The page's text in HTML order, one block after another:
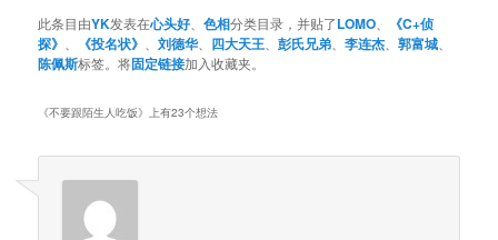
此条目由YK发表在心头好、色相分类目录，并贴了LOMO、
《C+侦
探》 、 《投名状》 、刘德华、 四大天王、彭氏兄弟、李连杰、郭富城、
陈佩斯标签。将固定链接加入收藏夹。
《不要跟陌生人吃饭》上有23个想法